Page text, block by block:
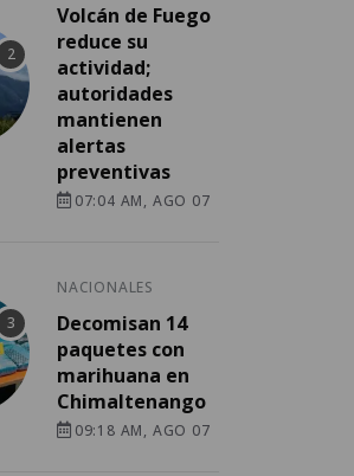
Volcán de Fuego
reduce su
actividad;
autoridades
mantienen
alertas
preventivas
07:04 AM, AGO 07
NACIONALES
Decomisan 14
paquetes con
marihuana en
Chimaltenango
09:18 AM, AGO 07